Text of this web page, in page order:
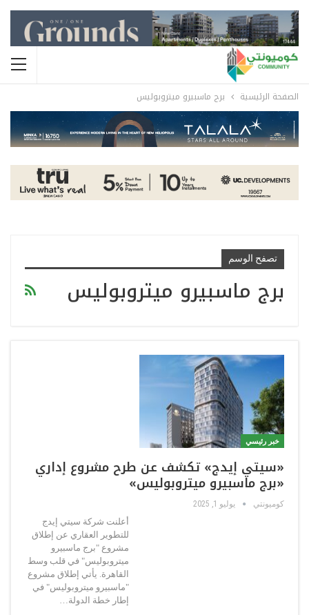
الصفحة الرئيسية برج ماسبيرو ميتروبوليس
تصفح الوسم
برج ماسبيرو ميتروبوليس
خبر رئيسي
«سيتي إيدج» تكشف عن طرح مشروع إداري
«برج ماسبيرو ميتروبوليس»
كوميونتي يوليو 1, 2025
أعلنت شركة سيتي إيدج
للتطوير العقاري عن إطلاق
مشروع "برج ماسبيرو
ميتروبوليس" في قلب وسط
القاهرة. يأتي إطلاق مشروع
"ماسبيرو ميتروبوليس" في
إطار خطة الدولة…